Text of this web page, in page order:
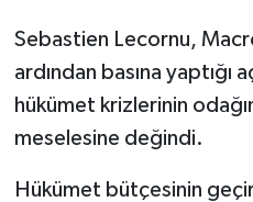
Sebastien Lecornu,
ardından basına yaptığı
hükümet krizlerinin
meselesine değindi.
Hükümet bütçesinin